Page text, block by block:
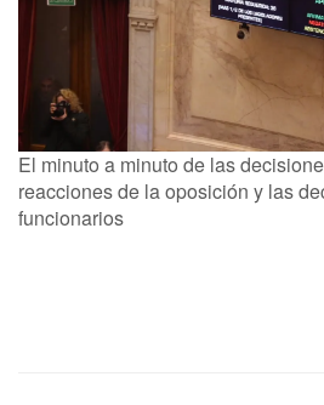
El minuto a minuto de las
reacciones de la oposición y las
funcionarios